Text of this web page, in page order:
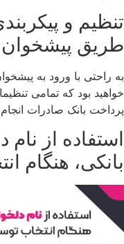
تنظیم و
طریق
به راحتی با ورود به
خواهید بود که تمامی
پرداخت بانک صادرات
استفاده از نام
بانکی، هنگام